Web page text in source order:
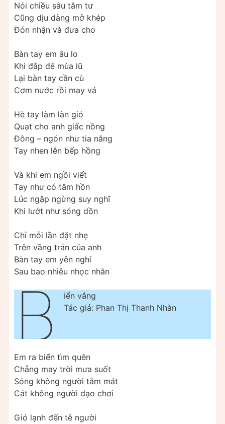
Nói chiều sâu tâm tư
Cũng dịu dàng mở khép
Đón nhận và đưa cho
Bàn tay em âu lo
Khi đắp đê mùa lũ
Lại bàn tay cần cù
Cơm nước rồi may vá
Hè tay làm làn gió
Quạt cho anh giấc nồng
Đông – ngón như tia nắng
Tay nhen lên bếp hồng
Và khi em ngồi viết
Tay như có tâm hồn
Lúc ngập ngừng suy nghĩ
Khi lướt như sóng dồn
Chỉ mỗi lần đặt nhẹ
Trên vầng trán của anh
Bàn tay em yên nghỉ
Sau bao nhiêu nhọc nhằn
B
iển vắng
Tác giả: Phan Thị Thanh Nhàn
Em ra biển tìm quên
Chẳng may trời mưa suốt
Sóng không người tắm mát
Cát không người dạo chơi
Gió lạnh đến tê người